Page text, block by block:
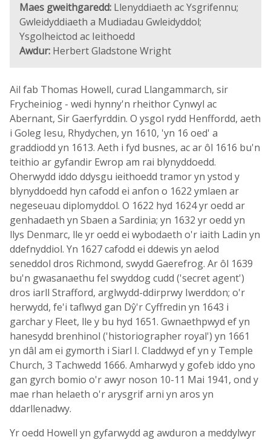
Maes gweithgaredd: Llenyddiaeth ac Ysgrifennu;
Gwleidyddiaeth a Mudiadau Gwleidyddol;
Ysgolheictod ac Ieithoedd
Awdur: Herbert Gladstone Wright
Ail fab Thomas Howell, curad Llangammarch, sir
Frycheiniog - wedi hynny'n rheithor Cynwyl ac
Abernant, Sir Gaerfyrddin. O ysgol rydd Henffordd, aeth
i Goleg Iesu, Rhydychen, yn 1610, 'yn 16 oed' a
graddiodd yn 1613. Aeth i fyd busnes, ac ar ôl 1616 bu'n
teithio ar gyfandir Ewrop am rai blynyddoedd.
Oherwydd iddo ddysgu ieithoedd tramor yn ystod y
blynyddoedd hyn cafodd ei anfon o 1622 ymlaen ar
negeseuau diplomyddol. O 1622 hyd 1624 yr oedd ar
genhadaeth yn Sbaen a Sardinia; yn 1632 yr oedd yn
llys Denmarc, lle yr oedd ei wybodaeth o'r iaith Ladin yn
ddefnyddiol. Yn 1627 cafodd ei ddewis yn aelod
seneddol dros Richmond, swydd Gaerefrog. Ar ôl 1639
bu'n gwasanaethu fel swyddog cudd ('secret agent')
dros iarll Strafford, arglwydd-ddirprwy Iwerddon; o'r
herwydd, fe'i taflwyd gan Dŷ'r Cyffredin yn 1643 i
garchar y Fleet, lle y bu hyd 1651. Gwnaethpwyd ef yn
hanesydd brenhinol ('historiographer royal') yn 1661
yn dâl am ei gymorth i Siarl I. Claddwyd ef yn y Temple
Church, 3 Tachwedd 1666. Amharwyd y gofeb iddo yno
gan gyrch bomio o'r awyr noson 10-11 Mai 1941, ond y
mae rhan helaeth o'r arysgrif arni yn aros yn
ddarllenadwy.
Yr oedd Howell yn gyfarwydd ag awduron a meddylwyr